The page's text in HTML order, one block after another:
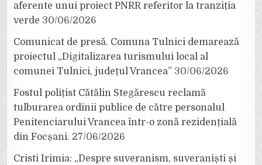
aferente unui proiect PNRR referitor la tranziția
verde 30/06/2026
Comunicat de presă. Comuna Tulnici demarează
proiectul „Digitalizarea turismului local al
comunei Tulnici, județul Vrancea” 30/06/2026
Fostul polițist Cătălin Stegărescu reclamă
tulburarea ordinii publice de către personalul
Penitenciarului Vrancea într-o zonă rezidențială
din Focșani. 27/06/2026
Cristi Irimia: „Despre suveranism, suveraniști și